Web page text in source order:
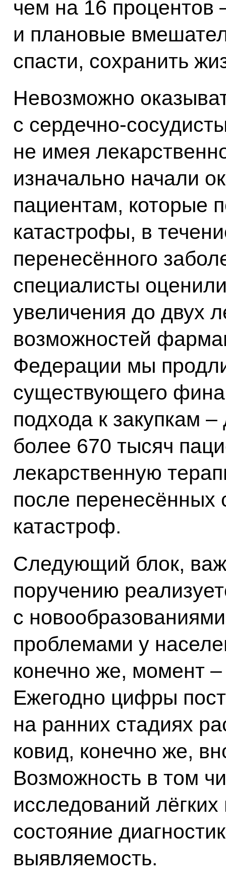
чем на 16 процентов
и плановые
спасти, сохранить
Невозможно
с сердечно-
не имея
изначально начали
пациентам, которые
катастрофы, в
перенесённого
специалисты
увеличения до двух
возможностей
Федерации мы
существующего
подхода к закупкам –
более 670 тысяч
лекарственную
после перенесённых
катастроф.
Следующий блок,
поручению
с
проблемами у
конечно же, момент –
Ежегодно цифры
на ранних стадиях
ковид, конечно же,
Возможность в том
исследований
состояние
выявляемость.